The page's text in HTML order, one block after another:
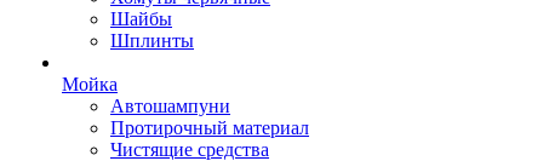
Шайбы
Шплинты
Мойка
Автошампуни
Протирочный материал
Чистящие средства